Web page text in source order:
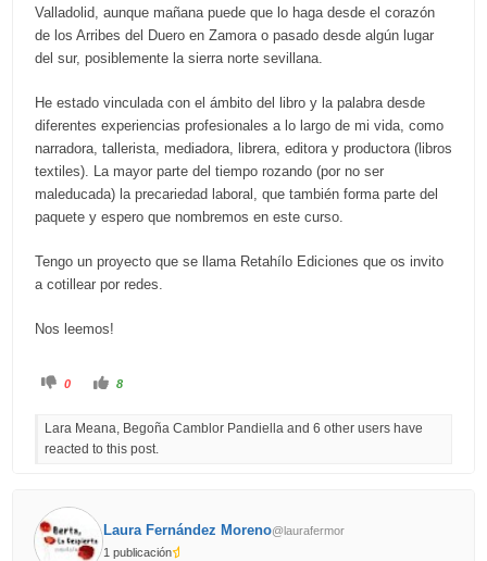
Valladolid, aunque mañana puede que lo haga desde el corazón
de los Arribes del Duero en Zamora o pasado desde algún lugar
del sur, posiblemente la sierra norte sevillana.
He estado vinculada con el ámbito del libro y la palabra desde
diferentes experiencias profesionales a lo largo de mi vida, como
narradora, tallerista, mediadora, librera, editora y productora (libros
textiles). La mayor parte del tiempo rozando (por no ser
maleducada) la precariedad laboral, que también forma parte del
paquete y espero que nombremos en este curso.
Tengo un proyecto que se llama Retahílo Ediciones que os invito
a cotillear por redes.
Nos leemos!
C
k
o
m
b
s
d
0
C
k
o
s
u
8
Lara Meana, Begoña Camblor Pandiella and 6 other users have
reacted to this post.
Laura Fernández Moreno@laurafermor
1 publicación